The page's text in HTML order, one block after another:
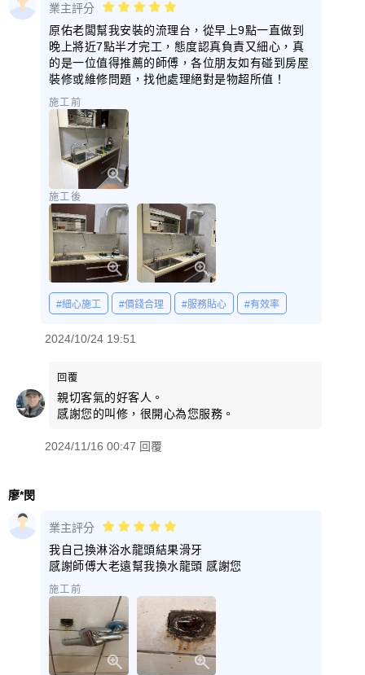
業主評分
原佑老闆幫我安裝的流理台，從早上9點一直做到
晚上將近7點半才完工，態度認真負責又細心，真
的是一位值得推薦的師傅，各位朋友如有碰到房屋
裝修或維修問題，找他處理絕對是物超所值！
施工前
施工後
#細心施工 #價錢合理 #服務貼心 #有效率
2024/10/24 19:51
回覆
親切客氣的好客人。
感謝您的叫修，很開心為您服務。
2024/11/16 00:47 回覆
廖*閔
業主評分
我自己換淋浴水龍頭結果滑牙
感謝師傅大老遠幫我換水龍頭 感謝您
施工前